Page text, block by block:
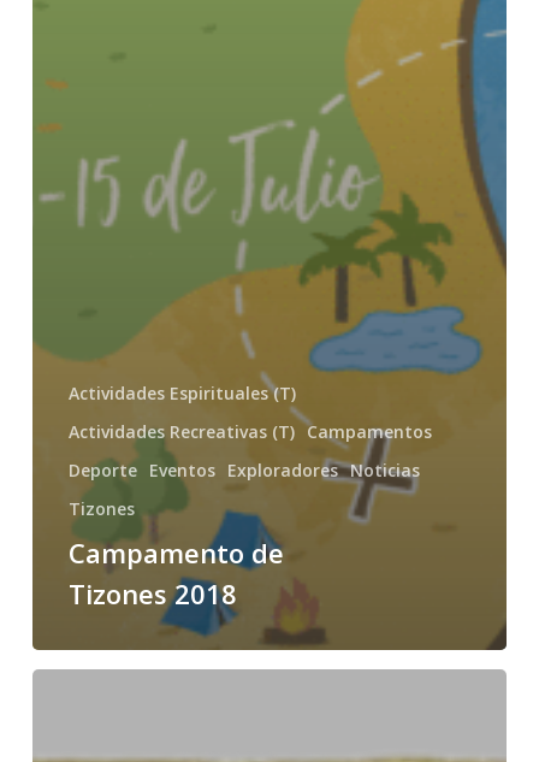
Actividades Espirituales (T)
Actividades Recreativas (T) Campamentos
Deporte Eventos Exploradores Noticias
Tizones
Campamento de
Tizones 2018